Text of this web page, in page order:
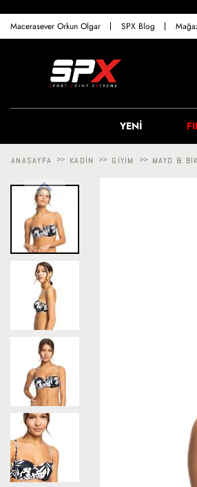
Macerasever Orkun Olgar SPX Blog
YENİ
ANASAYFA >> KADIN >> GIYIM >> MAYO &